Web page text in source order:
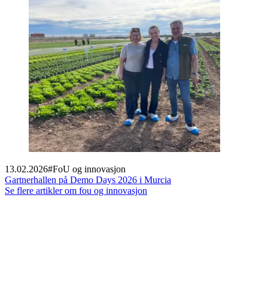
13.02.2026#FoU og innovasjon
Gartnerhallen på Demo Days 2026 i Murcia
Se flere artikler om fou og innovasjon